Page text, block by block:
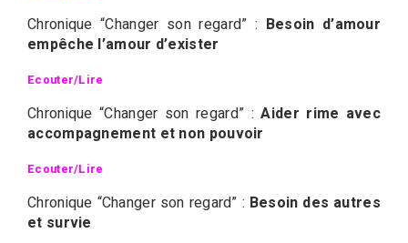
Chronique “Changer son regard” : Besoin d’amour
empêche l’amour d’exister
Ecouter/Lire
Chronique “Changer son regard” :Aider rime avec
accompagnement et non pouvoir
Ecouter/Lire
Chronique “Changer son regard” : Besoin des autres
et survie